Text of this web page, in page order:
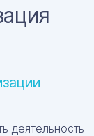
деятельность